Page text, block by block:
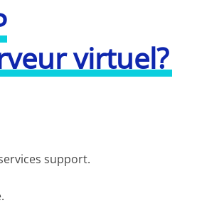
virtuel?
support.